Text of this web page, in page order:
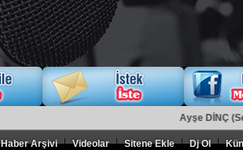
Ayşe DİNÇ
Haber Arşivi| Videolar| Sitene Ekle| Dj Ol|